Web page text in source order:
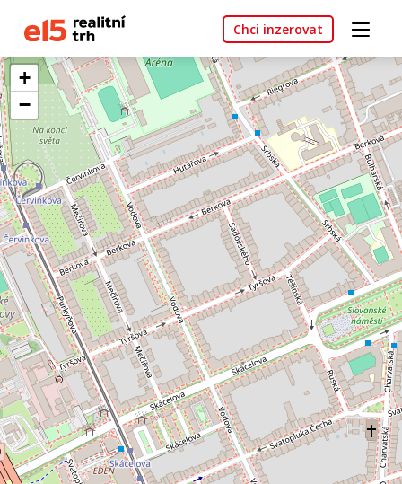
Chci inzerovat
+
−